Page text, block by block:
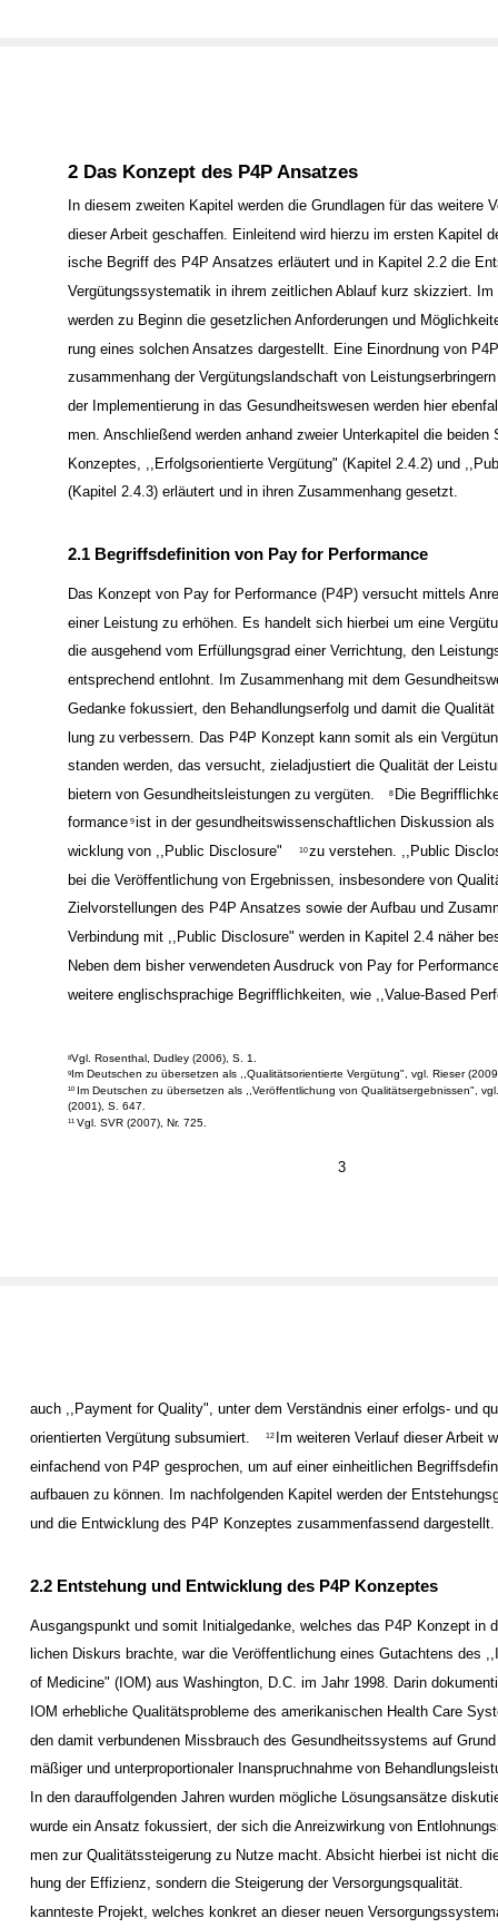
3
2 Das Konzept des P4P Ansatzes
In diesem zweiten Kapitel werden die Grundlagen für das weitere
dieser Arbeit geschaffen. Einleitend wird hierzu im ersten Kapitel
ische Begriff des P4P Ansatzes erläutert und in Kapitel 2.2 die
Vergütungssystematik in ihrem zeitlichen Ablauf kurz skizziert. Im
werden zu Beginn die gesetzlichen Anforderungen und
rung eines solchen Ansatzes dargestellt. Eine Einordnung von
zusammenhang der Vergütungslandschaft von
der Implementierung in das Gesundheitswesen werden hier
men. Anschließend werden anhand zweier Unterkapitel die beiden
Konzeptes, ,,Erfolgsorientierte Vergütung" (Kapitel 2.4.2) und
(Kapitel 2.4.3) erläutert und in ihren Zusammenhang gesetzt.
2.1 Begriffsdefinition von Pay for Performance
Das Konzept von Pay for Performance (P4P) versucht mittels
einer Leistung zu erhöhen. Es handelt sich hierbei um eine
die ausgehend vom Erfüllungsgrad einer Verrichtung, den
entsprechend entlohnt. Im Zusammenhang mit dem
Gedanke fokussiert, den Behandlungserfolg und damit die Qualität
lung zu verbessern. Das P4P Konzept kann somit als ein
standen werden, das versucht, zieladjustiert die Qualität der
bietern von Gesundheitsleistungen zu vergüten.
8 Die
formance 9ist in der gesundheitswissenschaftlichen Diskussion als
wicklung von ,,Public Disclosure"
10zu verstehen. ,,Public
bei die Veröffentlichung von Ergebnissen, insbesondere von
Zielvorstellungen des P4P Ansatzes sowie der Aufbau und
Verbindung mit ,,Public Disclosure" werden in Kapitel 2.4 näher
Neben dem bisher verwendeten Ausdruck von Pay for
weitere englischsprachige Begrifflichkeiten, wie ,,Value-Based
8Vgl. Rosenthal, Dudley (2006), S. 1.
9Im Deutschen zu übersetzen als ,,Qualitätsorientierte Vergütung", vgl. Rieser
10
Im Deutschen zu übersetzen als ,,Veröffentlichung von Qualitätsergebnissen",
(2001), S. 647.
11 Vgl. SVR (2007), Nr. 725.
auch ,,Payment for Quality", unter dem Verständnis einer erfolgs- und
orientierten Vergütung subsumiert.
12 Im weiteren Verlauf dieser Arbeit
einfachend von P4P gesprochen, um auf einer einheitlichen
aufbauen zu können. Im nachfolgenden Kapitel werden der
und die Entwicklung des P4P Konzeptes zusammenfassend dargestellt.
2.2 Entstehung und Entwicklung des P4P Konzeptes
Ausgangspunkt und somit Initialgedanke, welches das P4P Konzept in
lichen Diskurs brachte, war die Veröffentlichung eines Gutachtens des
of Medicine" (IOM) aus Washington, D.C. im Jahr 1998. Darin
IOM erhebliche Qualitätsprobleme des amerikanischen Health Care
den damit verbundenen Missbrauch des Gesundheitssystems auf
mäßiger und unterproportionaler Inanspruchnahme von
In den darauffolgenden Jahren wurden mögliche Lösungsansätze
wurde ein Ansatz fokussiert, der sich die Anreizwirkung von
men zur Qualitätssteigerung zu Nutze macht. Absicht hierbei ist nicht
hung der Effizienz, sondern die Steigerung der Versorgungsqualität.
kannteste Projekt, welches konkret an dieser neuen